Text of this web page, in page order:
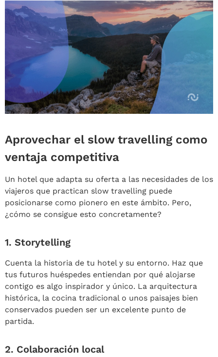
Aprovechar el slow travelling como
ventaja competitiva
Un hotel que adapta su oferta a las necesidades de los
viajeros que practican slow travelling puede
posicionarse como pionero en este ámbito. Pero,
¿cómo se consigue esto concretamente?
1. Storytelling
Cuenta la historia de tu hotel y su entorno. Haz que
tus futuros huéspedes entiendan por qué alojarse
contigo es algo inspirador y único. La arquitectura
histórica, la cocina tradicional o unos paisajes bien
conservados pueden ser un excelente punto de
partida.
2. Colaboración local